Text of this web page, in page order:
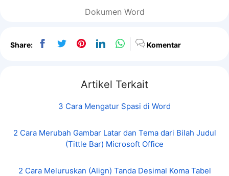
Dokumen Word
Share: Komentar
Artikel Terkait
3 Cara Mengatur Spasi di Word
2 Cara Merubah Gambar Latar dan Tema dari Bilah Judul
(Tittle Bar) Microsoft Office
2 Cara Meluruskan (Align) Tanda Desimal Koma Tabel